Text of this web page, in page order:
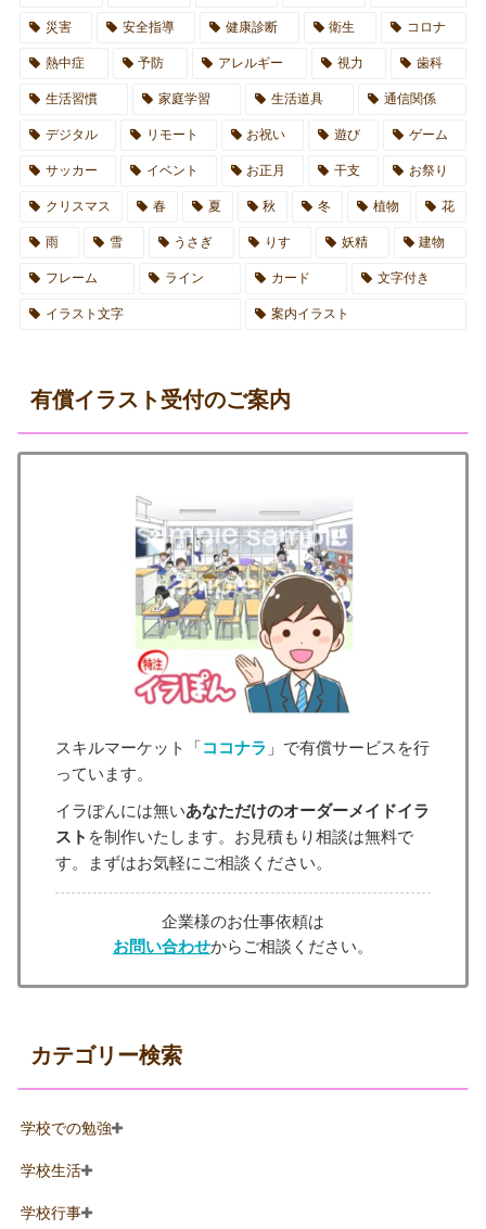
災害 安全指導 健康診断 衛生 コロナ
熱中症 予防 アレルギー 視力 歯科
生活習慣 家庭学習 生活道具 通信関係
デジタル リモート お祝い 遊び ゲーム
サッカー イベント お正月 干支 お祭り
クリスマス 春 夏 秋 冬 植物 花
雨 雪 うさぎ りす 妖精 建物
フレーム ライン カード 文字付き
イラスト文字 案内イラスト
有償イラスト受付のご案内
スキルマーケット「ココナラ 」で有償サービスを行
っています。
イラぽんには無いあなただけのオーダーメイドイラ
スト を制作いたします。お見積もり相談は無料で
す。まずはお気軽にご相談ください。
企業様のお仕事依頼は
お問い合わせからご相談ください。
カテゴリー検索
学校での勉強
学校生活
学校行事